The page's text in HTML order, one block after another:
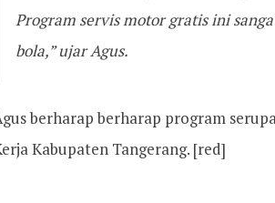
Program servis motor gratis ini
bola,” ujar Agus.
berharap berharap program
Kabupaten Tangerang. [red]